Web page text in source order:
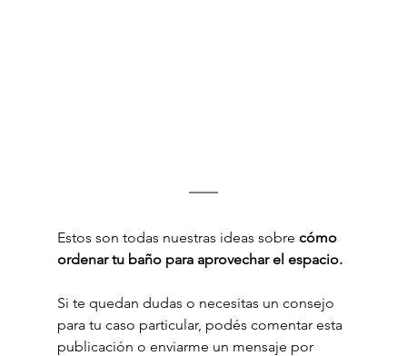
Estos son todas nuestras ideas sobre cómo
ordenar tu baño para aprovechar el espacio.
Si te quedan dudas o necesitas un consejo
para tu caso particular, podés comentar esta
publicación o enviarme un mensaje por